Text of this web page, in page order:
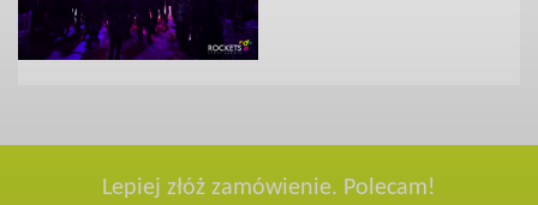
Lepiej złóż zamówienie. Polecam!